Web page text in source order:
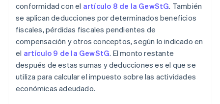
conformidad con el artículo 8 de la GewStG. También
se aplican deducciones por determinados beneficios
fiscales, pérdidas fiscales pendientes de
compensación y otros conceptos, según lo indicado en
el artículo 9 de la GewStG. El monto restante
después de estas sumas y deducciones es el que se
utiliza para calcular el impuesto sobre las actividades
económicas adeudado.